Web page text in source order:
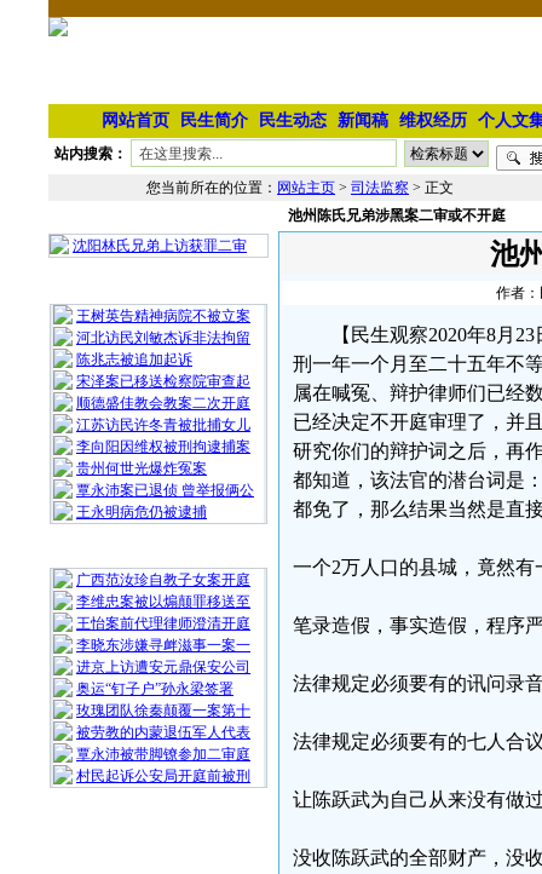
网站首页 民生简介 民生动态 新闻稿 维权经历 个人文
站内搜索：
您当前所在的位置： 网站主页 > 司法监察 > 正文
沈阳林氏兄弟上访获罪二审
王树英告精神病院不被立案
河北访民刘敏杰诉非法拘留
陈兆志被追加起诉
宋泽案已移送检察院审查起
顺德盛佳教会教案二次开庭
江苏访民许冬青被批捕女儿
李向阳因维权被刑拘逮捕案
贵州何世光爆炸冤案
覃永沛案已退侦 曾举报俩公
王永明病危仍被逮捕
广西范汝珍自教子女案开庭
李维忠案被以煽颠罪移送至
王怡案前代理律师澄清开庭
李晓东涉嫌寻衅滋事一案一
进京上访遭安元鼎保安公司
奥运“钉子户”孙永梁签署
玫瑰团队徐秦颠覆一案第十
被劳教的内蒙退伍军人代表
覃永沛被带脚镣参加二审庭
村民起诉公安局开庭前被刑
池州陈氏兄弟涉黑案二审或不开庭
池
作者：
【民生观察2020年8月
刑一年一个月至二十五年不
属在喊冤、辩护律师们已经
已经决定不开庭审理了，并
研究你们的辩护词之后，再
都知道，该法官的潜台词是
都免了，那么结果当然是直
一个2万人口的县城，竟然
笔录造假，事实造假，程序
法律规定必须要有的讯问录
法律规定必须要有的七人合
让陈跃武为自己从来没有做
没收陈跃武的全部财产，没